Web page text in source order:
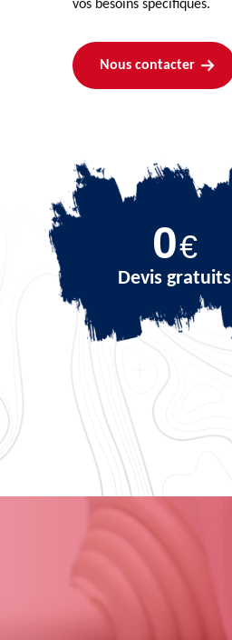
vos besoins spécifiques.
Nous contacter
0€
Devis gratuits